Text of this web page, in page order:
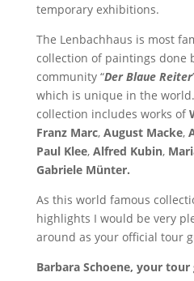
temporary exhibitions.
The Lenbachhaus is most
collection of paintings done
community “Der Blaue Reiter
which is unique in the
collection includes works of
Franz Marc, August Macke,
Paul Klee, Alfred Kubin,
Gabriele Münter.
As this world famous
highlights I would be very
around as your official tour
Barbara Schoene, your